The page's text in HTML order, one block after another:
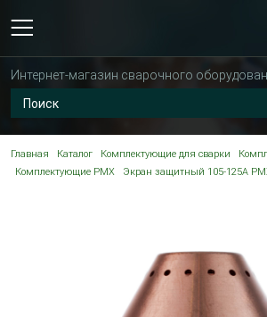
Интернет-магазин сварочного
Главная Каталог Комплектующие для сварки
Комплектующие PMX
Экран защитный 105-125A